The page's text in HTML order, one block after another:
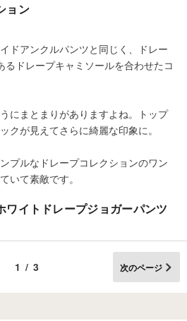
ョン
ドアンクルパンツと同じく、ドレー
るドレープキャミソールを合わせたコ
にまとまりがありますよね。トップ
クが見えてさらに綺麗な印象に。
プルなドレープコレクションのワン
いて素敵です。
ワイトドレープジョガーパンツ
1/3 次のページ